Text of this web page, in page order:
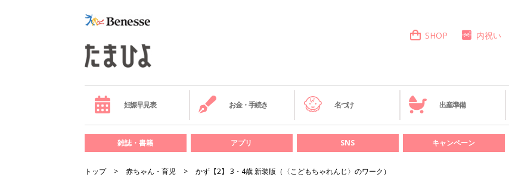
SHOP 内祝い
妊娠早見表 お金・手続き 名づけ 出産準備
雑誌・書籍 アプリ SNS キャンペーン
トップ 赤ちゃん・育児 かず【2】 3・4歳 新装版（〈こどもちゃれんじ〉のワーク）